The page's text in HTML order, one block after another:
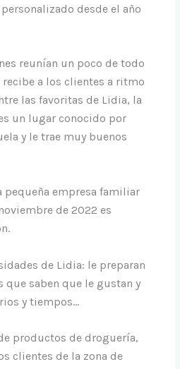
desde el año
reunían un poco de todo
a los clientes a ritmo
las favoritas de Lidia, la
un lugar conocido por
y le trae muy buenos
pequeña empresa familiar
de 2022 es
de Lidia: le preparan
que saben que le gustan y
y tiempos…
productos de droguería,
clientes de la zona de